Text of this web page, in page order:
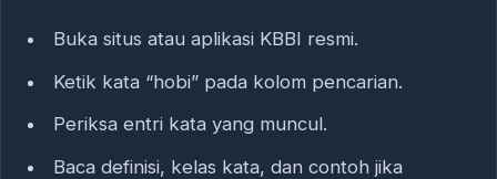
Buka situs atau aplikasi KBBI resmi.
Ketik kata “hobi” pada kolom pencarian.
Periksa entri kata yang muncul.
Baca definisi, kelas kata, dan contoh jika